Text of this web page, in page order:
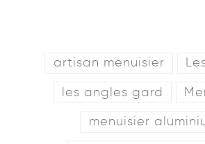
artisan menuisier
les angles gard
menuisier